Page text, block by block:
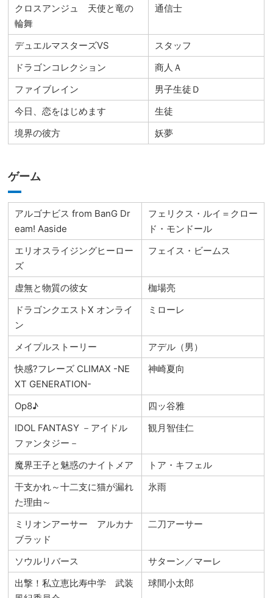
クロスアンジュ 天使と竜の
輪舞
通信士
デュエルマスターズVS
スタッフ
ドラゴンコレクション
商人Ａ
ファイブレイン
男子生徒Ｄ
今日、恋をはじめます
生徒
境界の彼方
妖夢
ゲーム
アルゴナビス from BanG Dr
eam! Aaside
フェリクス・ルイ＝クロー
ド・モンドール
エリオスライジングヒーロー
ズ
フェイス・ビームス
虚無と物質の彼女
枷場亮
ドラゴンクエストX オンライ
ン
ミローレ
メイプルストーリー
アデル（男）
快感?フレーズ CLIMAX -NE
XT GENERATION-
神崎夏向
Op8♪
四ッ谷雅
IDOL FANTASY －アイドル
ファンタジー－
観月智佳仁
魔界王子と魅惑のナイトメア
トア・キフェル
干支かれ～十二支に猫が漏れ
た理由～
氷雨
ミリオンアーサー アルカナ
ブラッド
二刀アーサー
ソウルリバース
サターン／マーレ
出撃！私立恵比寿中学 武装
球間小太郎